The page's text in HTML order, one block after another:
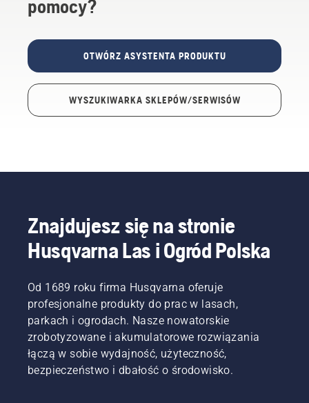
pomocy?
OTWÓRZ ASYSTENTA PRODUKTU
WYSZUKIWARKA SKLEPÓW/SERWISÓW
Znajdujesz się na stronie
Husqvarna Las i Ogród Polska
Od 1689 roku firma Husqvarna oferuje
profesjonalne produkty do prac w lasach,
parkach i ogrodach. Nasze nowatorskie
zrobotyzowane i akumulatorowe rozwiązania
łączą w sobie wydajność, użyteczność,
bezpieczeństwo i dbałość o środowisko.